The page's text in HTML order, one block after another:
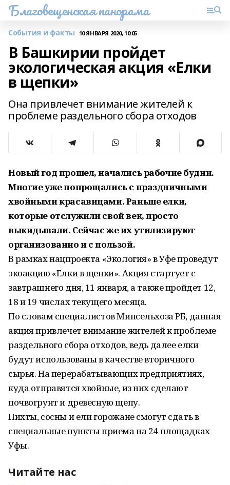
Благовещенская панорама
События и факты 10 ЯНВАРЯ 2020, 10:05
В Башкирии пройдет
экологическая акция «Елки
в щепки»
Она привлечет внимание жителей к
проблеме раздельного сбора отходов
Новый год прошел, начались рабочие будни.
Многие уже попрощались с праздничными
хвойными красавицами. Раньше елки,
которые отслужили свой век, просто
выкидывали. Сейчас же их утилизируют
организованно и с пользой.
В рамках нацпроекта «Экология» в Уфе проведут
экоакцию «Елки в щепки». Акция стартует с
завтрашнего дня, 11 января, а также пройдет 12,
18 и 19 числах текущего месяца.
По словам специалистов Минсельхоза РБ, данная
акция привлечет внимание жителей к проблеме
раздельного сбора отходов, ведь далее елки
будут использованы в качестве вторичного
сырья. На перерабатывающих предприятиях,
куда отправятся хвойные, из них сделают
почвогрунт и древесную щепу.
Пихты, сосны и ели горожане смогут сдать в
специальные пункты приема на 24 площадках
Уфы.
Читайте нас